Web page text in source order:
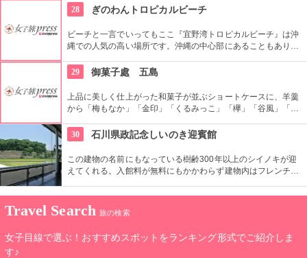
28
ぎのわんトロピカルビーチ
ビーチと一言でいってもここ『宜野湾トロピカルビーチ』は沖
縄での人気の高い場所です。沖縄の中心部にあることもあり、
の場として愛されています。全てのものがレンタルでき貴方は
体一つでそこへ行けば全て揃う完備抜群な施設です。沖縄は基
地も多いということで外国人と浜辺で英会話なんかも期待でき
そうです！
29 御菓子處 五島
上品に美しく仕上がった和菓子が並ぶショートケースに、羊羹
から「梅もなか」「金印」「くるみっこ」「欅」「谷風」「赤
正な甘さに典雅な形が日本人の心を掴みます。そんな美味しい
和菓子と日本茶を頂く、日本人に生まれた幸せを感じさせてく
れる和菓子店です。
30 石川県政記念しいのき迎賓館
この建物の名前にもなっている樹齢300年以上のシイノキが迎
えてくれる。入館料が無料にもかかわらず建物内はフレンチの
コンテンツがならぶ。月によってさまざまイベントを開催して
いて飽きない。
Travel Search 旅の検索
女子目線で選ぶ！おすすめスポットをランキング形式でご紹介しま
す♪